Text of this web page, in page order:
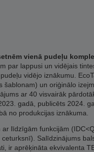
vienā pudeļu
par lappusi un vidējais
vidējo iznākumu.
un oriģinālo
ar 40 visvairāk
gadā, publicēts 2024.
no produkcijas iznākuma.
līdzīgām funkcijām
Salīdzinājums
ir aprēķināta ekvivalenta